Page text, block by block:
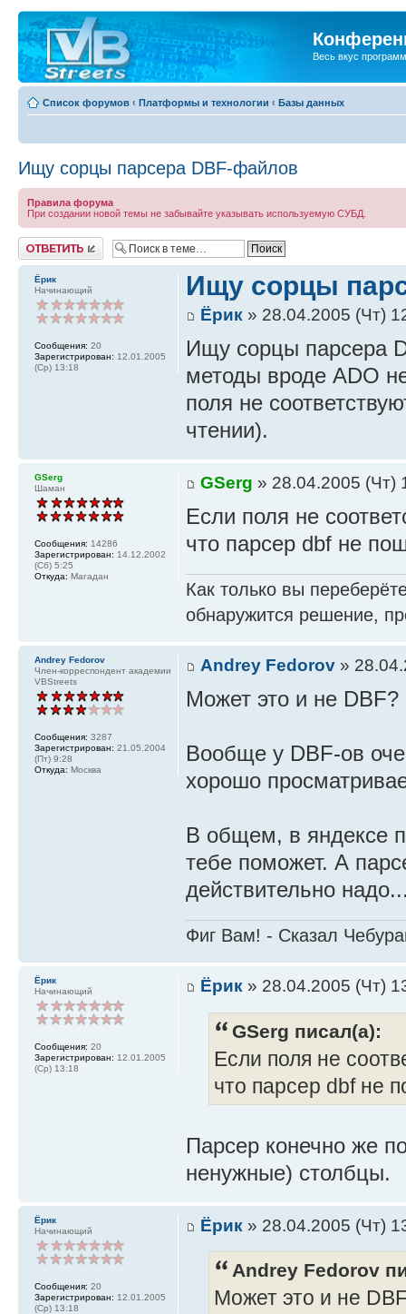
Весь вкус
Список форумов ‹ Платформы и технологии ‹ Базы данных
Ищу сорцы парсера DBF-файлов
Правила форума
При создании новой темы не забывайте указывать используемую СУБД.
Ответить
Ёрик
Начинающий
Сообщения: 20
Зарегистрирован: 12.01.2005
(Ср) 13:18
Ищу сорцы
Ёрик» 28.04.2005 (Чт)
Ищу сорцы парсера
методы вроде ADO
поля не
чтении).
GSerg
Шаман
Сообщения: 14286
Зарегистрирован: 14.12.2002
(Сб) 5:25
Откуда: Магадан
GSerg » 28.04.2005 (Чт)
Если поля не
что парсер dbf не
Как только вы
обнаружится решение,
Andrey Fedorov
Член-корреспондент академии
VBStreets
Сообщения: 3287
Зарегистрирован: 21.05.2004
(Пт) 9:28
Откуда: Москва
Andrey Fedorov»
Может это и не DBF?
Вообще у DBF-ов
хорошо
В общем, в яндексе
тебе поможет. А
действительно
Фиг Вам! - Сказал
Ёрик
Начинающий
Сообщения: 20
Зарегистрирован: 12.01.2005
(Ср) 13:18
Ёрик» 28.04.2005 (Чт)
GSerg писал(а):
Если поля не
что парсер dbf не
Парсер конечно же
ненужные) столбцы.
Ёрик
Начинающий
Сообщения: 20
Зарегистрирован: 12.01.2005
(Ср) 13:18
Ёрик» 28.04.2005 (Чт)
Andrey Fedorov
Может это и не